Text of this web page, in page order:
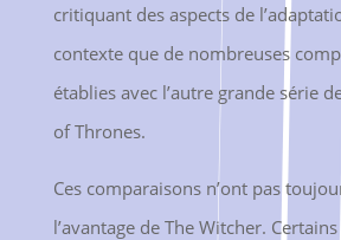
critiquant des aspects de
contexte que de nombreuses
établies avec l’autre grande série
of Thrones.
Ces comparaisons n’ont pas
l’avantage de The Witcher. Certains